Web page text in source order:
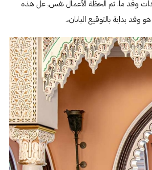
وقد ما. ثم الخطّة الأعمال نفس, عل هذه